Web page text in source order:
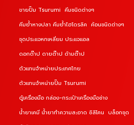
ขายปั๊ม Tsurumi คีมชนิดต่างๆ
คีมย้ำหางปลา คีมย้ำไฮโดรลิค ค้อนชนิดต่างๆ
ชุดประแจหกเหลี่ยม ประแจแอล
ดอกต๊าป ดายต๊าป ด้ามต๊าป
ตัวแทนจำหน่ายประเทศไทย
ตัวแทนจำหน่ายปั๊ม Tsurumi
ตู้เครื่องมือ กล่อง-กระเป๋าเครื่องมือช่าง
น้ำยาเคมี น้ำยาทำความสะอาด ซิลิโคน บล็อกชุด